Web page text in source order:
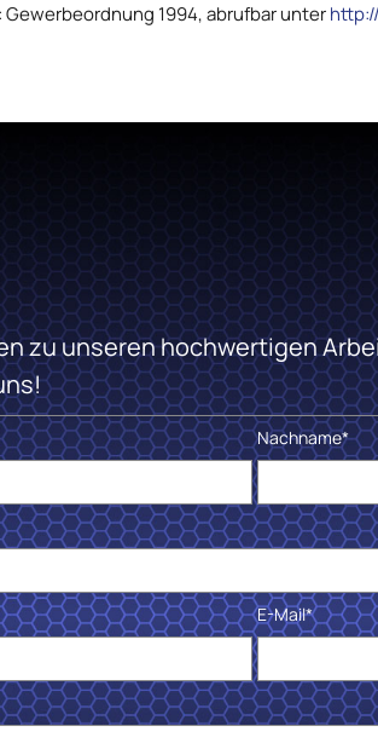
1994, abrufbar unter
zu unseren hochwertigen
Nachname*
E-Mail*